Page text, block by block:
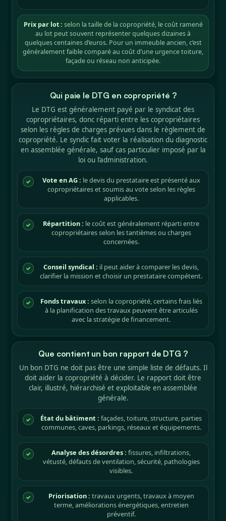
Prix par lot : selon la taille de la copropriété, le coût ramené
au lot peut souvent représenter quelques dizaines à
quelques centaines d’euros. Pour un immeuble ancien, c’est
généralement faible comparé au coût d’une urgence toiture,
façade ou réseau non anticipée.
Qui paie le DTG en copropriété ?
Le DTG est généralement payé par le syndicat des
copropriétaires, donc réparti entre les copropriétaires
selon les règles de charges prévues dans le règlement de
copropriété. Le syndic fait voter la réalisation du diagnostic
en assemblée générale, sauf cas particulier imposé par la
loi ou l’administration.
✓ Vote en AG : le devis du prestataire est présenté aux
copropriétaires et soumis au vote selon les règles
applicables.
✓ Répartition : le coût est généralement réparti entre
copropriétaires selon les tantièmes ou charges
concernées.
✓ Conseil syndical : il peut aider à comparer les devis,
clarifier la mission et choisir un prestataire compétent.
✓ Fonds travaux : selon la copropriété, certains frais liés
à la planification des travaux peuvent être articulés
avec la stratégie de financement.
Que contient un bon rapport de DTG ?
Un bon DTG ne doit pas être une simple liste de défauts. Il
doit aider la copropriété à décider. Le rapport doit être
clair, illustré, hiérarchisé et exploitable en assemblée
générale.
✓ État du bâtiment : façades, toiture, structure, parties
communes, caves, parkings, réseaux et équipements.
✓ Analyse des désordres : fissures, infiltrations,
vétusté, défauts de ventilation, sécurité, pathologies
visibles.
✓ Priorisation : travaux urgents, travaux à moyen
terme, améliorations énergétiques, entretien
préventif.